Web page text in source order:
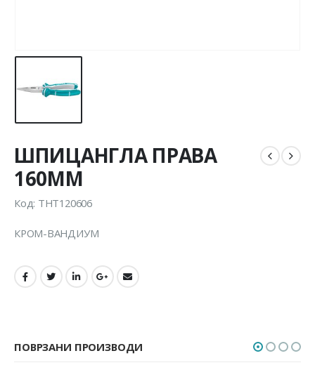
ШПИЦАНГЛА ПРАВА
160MM
Код: THT120606
КРОМ-ВАНДИУМ
ПОВРЗАНИ ПРОИЗВОДИ